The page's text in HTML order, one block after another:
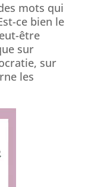
mots qui
ce bien le
être
sur
sur
les